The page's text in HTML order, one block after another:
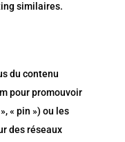
similaires.
du contenu
pour promouvoir
« pin ») ou les
des réseaux